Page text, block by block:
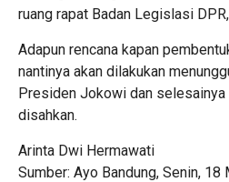
ruang rapat Badan Legislasi
Adapun rencana kapan
nantinya akan dilakukan
Presiden Jokowi dan selesainya
disahkan.
Arinta Dwi Hermawati
Sumber: Ayo Bandung, Senin, 18